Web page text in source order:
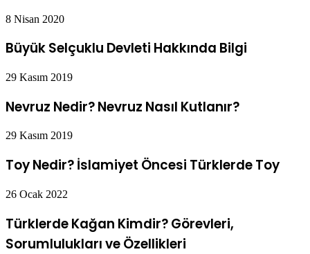
8 Nisan 2020
Büyük Selçuklu Devleti Hakkında Bilgi
29 Kasım 2019
Nevruz Nedir? Nevruz Nasıl Kutlanır?
29 Kasım 2019
Toy Nedir? İslamiyet Öncesi Türklerde Toy
26 Ocak 2022
Türklerde Kağan Kimdir? Görevleri,
Sorumlulukları ve Özellikleri